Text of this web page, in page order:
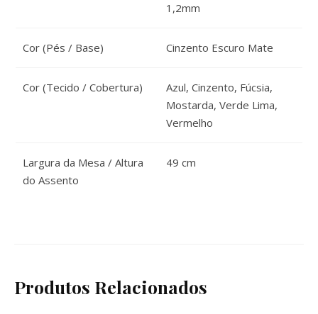
1,2mm
Cor (Pés / Base) Cinzento Escuro Mate
Cor (Tecido / Cobertura)
Azul, Cinzento, Fúcsia,
Mostarda, Verde Lima,
Vermelho
Largura da Mesa / Altura
do Assento
49 cm
Produtos Relacionados